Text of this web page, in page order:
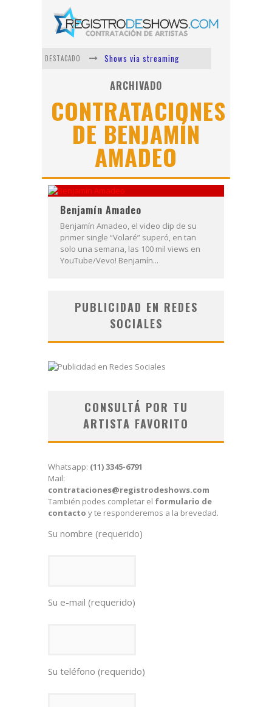
DESTACADO
Shows via streaming
Lit Killah
Nicki Nicole
Duki
Vi Em
Los Ángeles Azules
ARCHIVADO
CONTRATACIONES
DE BENJAMÍN
AMADEO
Benjamín Amadeo
Benjamín Amadeo, el video clip de su
primer single “Volaré” superó, en tan
solo una semana, las 100 mil views en
YouTube/Vevo! Benjamín...
PUBLICIDAD EN REDES
SOCIALES
CONSULTÁ POR TU
ARTISTA FAVORITO
Whatsapp: (11) 3345-6791
Mail:
contrataciones@registrodeshows.com
También podes completar el formulario de
contacto y te responderemos a la brevedad.
Su nombre (requerido)
Su e-mail (requerido)
Su teléfono (requerido)